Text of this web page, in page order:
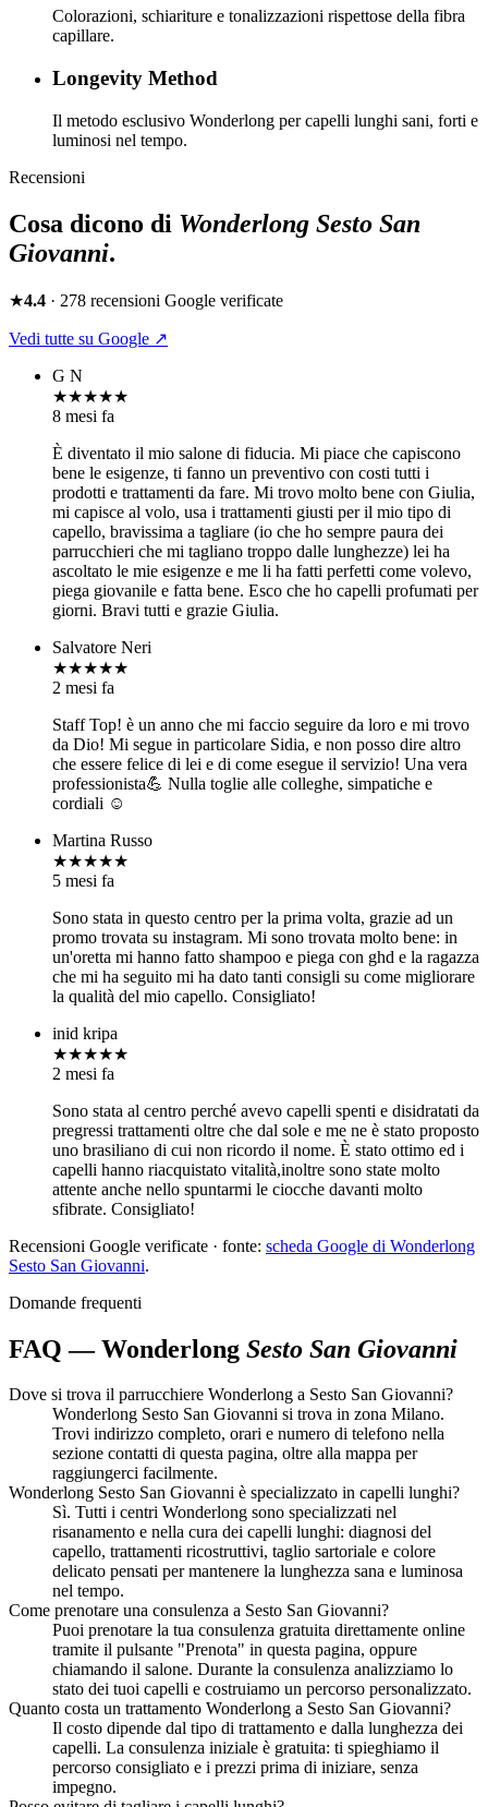
Colorazioni, schiariture e tonalizzazioni rispettose della fibra
capillare.
Longevity Method
Il metodo esclusivo Wonderlong per capelli lunghi sani, forti e
luminosi nel tempo.
Recensioni
Cosa dicono di Wonderlong Sesto San
Giovanni.
★4.4 · 278 recensioni Google verificate
Vedi tutte su Google ↗
G N
★★★★★
8 mesi fa
È diventato il mio salone di fiducia. Mi piace che capiscono
bene le esigenze, ti fanno un preventivo con costi tutti i
prodotti e trattamenti da fare. Mi trovo molto bene con Giulia,
mi capisce al volo, usa i trattamenti giusti per il mio tipo di
capello, bravissima a tagliare (io che ho sempre paura dei
parrucchieri che mi tagliano troppo dalle lunghezze) lei ha
ascoltato le mie esigenze e me li ha fatti perfetti come volevo,
piega giovanile e fatta bene. Esco che ho capelli profumati per
giorni. Bravi tutti e grazie Giulia.
Salvatore Neri
★★★★★
2 mesi fa
Staff Top! è un anno che mi faccio seguire da loro e mi trovo
da Dio! Mi segue in particolare Sidia, e non posso dire altro
che essere felice di lei e di come esegue il servizio! Una vera
professionista💪 Nulla toglie alle colleghe, simpatiche e
cordiali ☺️
Martina Russo
★★★★★
5 mesi fa
Sono stata in questo centro per la prima volta, grazie ad un
promo trovata su instagram. Mi sono trovata molto bene: in
un'oretta mi hanno fatto shampoo e piega con ghd e la ragazza
che mi ha seguito mi ha dato tanti consigli su come migliorare
la qualità del mio capello. Consigliato!
inid kripa
★★★★★
2 mesi fa
Sono stata al centro perché avevo capelli spenti e disidratati da
pregressi trattamenti oltre che dal sole e me ne è stato proposto
uno brasiliano di cui non ricordo il nome. È stato ottimo ed i
capelli hanno riacquistato vitalità,inoltre sono state molto
attente anche nello spuntarmi le ciocche davanti molto
sfibrate. Consigliato!
Recensioni Google verificate · fonte: scheda Google di Wonderlong
Sesto San Giovanni.
Domande frequenti
FAQ — Wonderlong Sesto San Giovanni
Dove si trova il parrucchiere Wonderlong a Sesto San Giovanni?
Wonderlong Sesto San Giovanni si trova in zona Milano.
Trovi indirizzo completo, orari e numero di telefono nella
sezione contatti di questa pagina, oltre alla mappa per
raggiungerci facilmente.
Wonderlong Sesto San Giovanni è specializzato in capelli lunghi?
Sì. Tutti i centri Wonderlong sono specializzati nel
risanamento e nella cura dei capelli lunghi: diagnosi del
capello, trattamenti ricostruttivi, taglio sartoriale e colore
delicato pensati per mantenere la lunghezza sana e luminosa
nel tempo.
Come prenotare una consulenza a Sesto San Giovanni?
Puoi prenotare la tua consulenza gratuita direttamente online
tramite il pulsante "Prenota" in questa pagina, oppure
chiamando il salone. Durante la consulenza analizziamo lo
stato dei tuoi capelli e costruiamo un percorso personalizzato.
Quanto costa un trattamento Wonderlong a Sesto San Giovanni?
Il costo dipende dal tipo di trattamento e dalla lunghezza dei
capelli. La consulenza iniziale è gratuita: ti spieghiamo il
percorso consigliato e i prezzi prima di iniziare, senza
impegno.